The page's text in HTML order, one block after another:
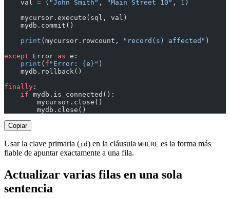
    val
= ( "John Smith" , "Main Street 10" , 1 )
    mycursor.execute(sql, val)
    mydb.commit()
    print
(mycursor.rowcount, "record(s) affected" )
except Error as e:
    print
( f "Error: { e } " )
    mydb.rollback()
finally :
    if
mydb.is_connected():
        mycursor.close()
        mydb.close()
Copiar
Usar la clave primaria (id) en la cláusula WHERE es la forma más
fiable de apuntar exactamente a una fila.
Actualizar varias filas en una sola
sentencia